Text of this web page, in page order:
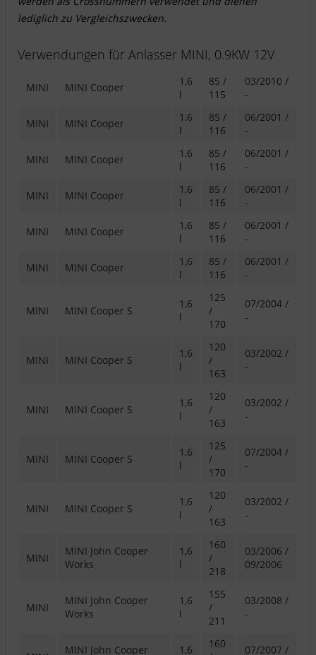
lediglich zu Vergleichszwecken.
Verwendungen für Anlasser MINI, 0.9KW 12V
MINI MINI Cooper
1,6
l
85 /
115
03/2010 /
-
MINI MINI Cooper
1,6
l
85 /
116
06/2001 /
-
MINI MINI Cooper
1,6
l
85 /
116
06/2001 /
-
MINI MINI Cooper
1,6
l
85 /
116
06/2001 /
-
MINI MINI Cooper
1,6
l
85 /
116
06/2001 /
-
MINI MINI Cooper
1,6
l
85 /
116
06/2001 /
-
MINI MINI Cooper S
1,6
l
125
/
170
07/2004 /
-
MINI MINI Cooper S
1,6
l
120
/
163
03/2002 /
-
MINI MINI Cooper S
1,6
l
120
/
163
03/2002 /
-
MINI MINI Cooper S
1,6
l
125
/
170
07/2004 /
-
MINI MINI Cooper S
1,6
l
120
/
163
03/2002 /
-
MINI
MINI John Cooper
Works
1,6
l
160
/
218
03/2006 /
09/2006
MINI
MINI John Cooper
Works
1,6
l
155
/
211
03/2008 /
-
MINI John Cooper 1,6
160
07/2007 /